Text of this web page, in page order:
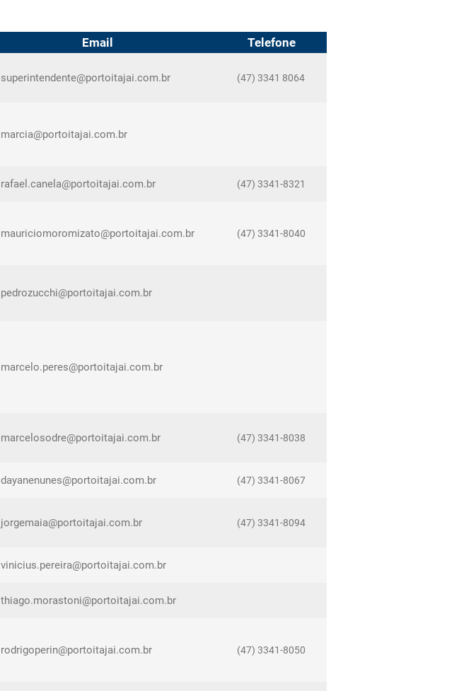
PORTUÁRIA
CONDIÇÕES DE
OPERAÇÃO DO
DE ITAJAÍ
Email Telefone
superintendente@portoitajai.com.br (47) 3341 8064
marcia@portoitajai.com.br
rafael.canela@portoitajai.com.br (47) 3341-8321
mauriciomoromizato@portoitajai.com.br (47) 3341-8040
pedrozucchi@portoitajai.com.br
marcelo.peres@portoitajai.com.br
marcelosodre@portoitajai.com.br (47) 3341-8038
dayanenunes@portoitajai.com.br (47) 3341-8067
jorgemaia@portoitajai.com.br (47) 3341-8094
vinicius.pereira@portoitajai.com.br
thiago.morastoni@portoitajai.com.br
rodrigoperin@portoitajai.com.br (47) 3341-8050